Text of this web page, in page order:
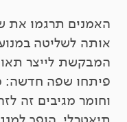
האמנים תרגמו את
אותה לשליטה
המבקשת לייצר
פיתחו שפה חדשה:
וחומר מגיבים זה